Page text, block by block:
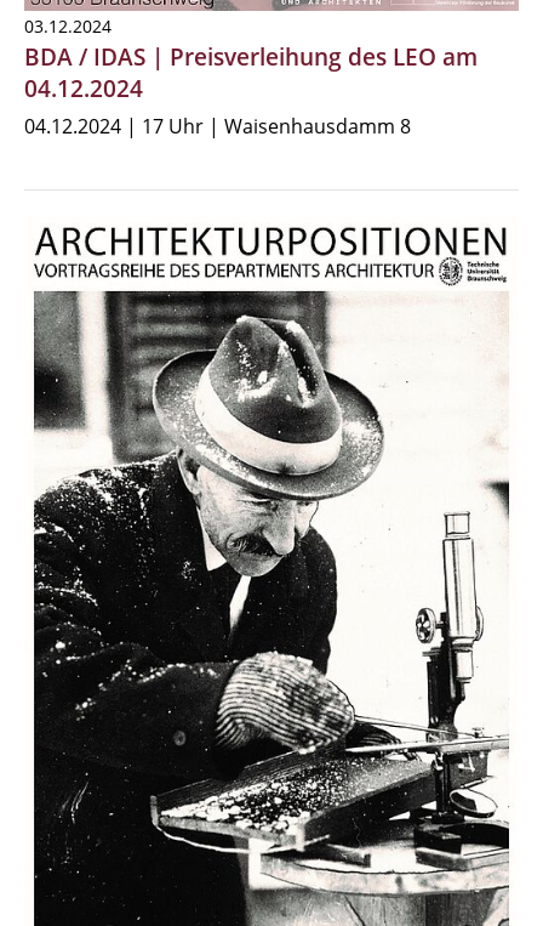
03.12.2024
BDA / IDAS | Preisverleihung des LEO am
04.12.2024
04.12.2024 | 17 Uhr | Waisenhausdamm 8